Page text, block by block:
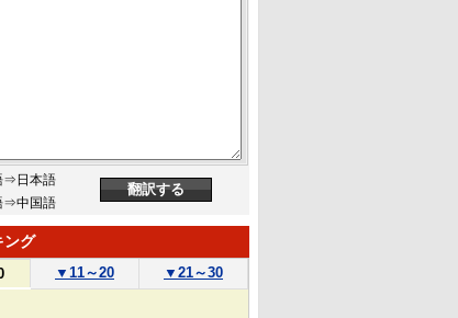
⇒日本語
⇒中国語
ング
▼ 11～20 ▼ 21～30